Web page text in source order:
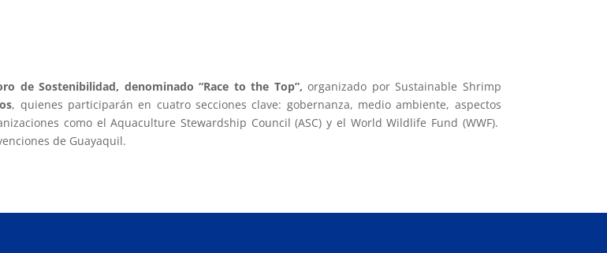
de Sostenibilidad, denominado “Race to the Top”,organizado por Sustainable Shrimp
, quienes participarán en cuatro secciones clave: gobernanza, medio ambiente, aspectos
como el Aquaculture Stewardship Council (ASC) y el World Wildlife Fund (WWF).
de Guayaquil.